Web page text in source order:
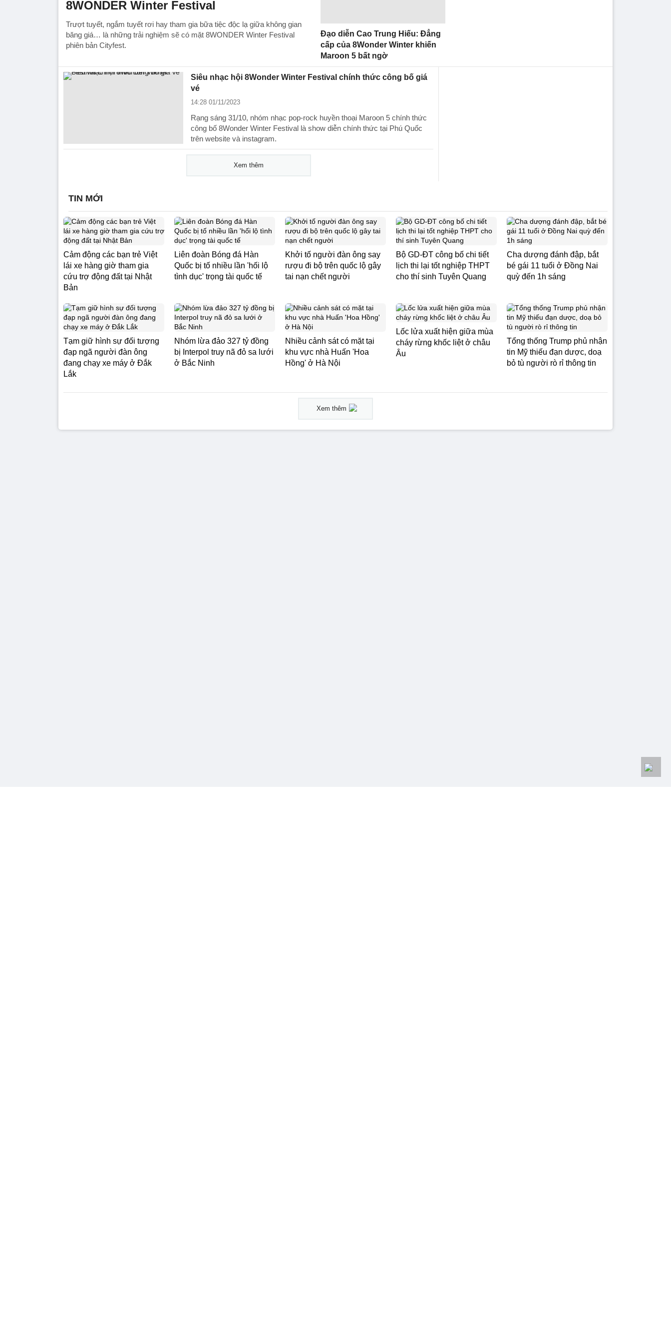
8WONDER Winter Festival
Trượt tuyết, ngắm tuyết rơi hay tham gia bữa tiệc độc lạ giữa không gian
băng giá… là những trải nghiệm sẽ có mặt 8WONDER Winter Festival
phiên bản Cityfest.
Đạo diễn Cao Trung Hiếu: Đẳng
cấp của 8Wonder Winter khiến
Maroon 5 bất ngờ
Siêu nhạc hội 8Wonder Winter Festival chính thức công bố giá
vé
14:28 01/11/2023
Rạng sáng 31/10, nhóm nhạc pop-rock huyền thoại Maroon 5 chính thức
công bố 8Wonder Winter Festival là show diễn chính thức tại Phú Quốc
trên website và instagram.
Xem thêm
TIN MỚI
Cảm động các bạn trẻ Việt
lái xe hàng giờ tham gia
cứu trợ động đất tại Nhật
Bản
Liên đoàn Bóng đá Hàn
Quốc bị tố nhiều lần 'hối lộ
tình dục' trọng tài quốc tế
Khởi tố người đàn ông say
rượu đi bộ trên quốc lộ gây
tai nạn chết người
Bộ GD-ĐT công bố chi tiết
lịch thi lại tốt nghiệp THPT
cho thí sinh Tuyên Quang
Cha dượng đánh đập, bắt
bé gái 11 tuổi ở Đồng Nai
quỳ đến 1h sáng
Tạm giữ hình sự đối tượng
đạp ngã người đàn ông
đang chạy xe máy ở Đắk
Lắk
Nhóm lừa đảo 327 tỷ đồng
bị Interpol truy nã đỏ sa lưới
ở Bắc Ninh
Nhiều cảnh sát có mặt tại
khu vực nhà Huấn 'Hoa
Hồng' ở Hà Nội
Lốc lửa xuất hiện giữa mùa
cháy rừng khốc liệt ở châu
Âu
Tổng thống Trump phủ nhận
tin Mỹ thiếu đạn dược, doạ
bỏ tù người rò rỉ thông tin
Xem thêm